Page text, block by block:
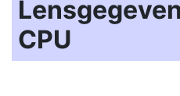
CPU